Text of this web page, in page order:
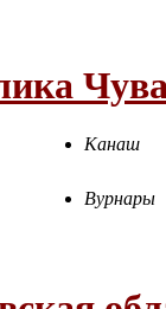
Канаш
Вурнары